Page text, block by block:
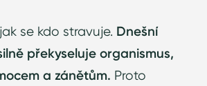
se kdo stravuje. Dnešní
překyseluje organismus,
a zánětům. Proto